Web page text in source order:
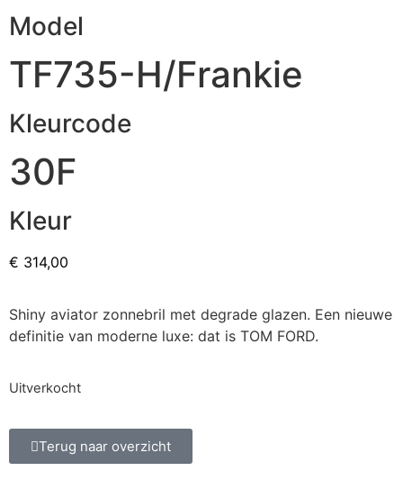
Model
TF735-H/Frankie
Kleurcode
30F
Kleur
€ 314,00
Shiny aviator zonnebril met degrade glazen. Een nieuwe
definitie van moderne luxe: dat is TOM FORD.
Uitverkocht
Terug naar overzicht